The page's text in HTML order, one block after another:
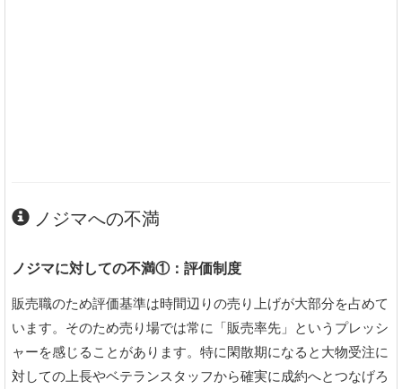
ノジマへの不満
ノジマに対しての不満①：評価制度
販売職のため評価基準は時間辺りの売り上げが大部分を占めて
います。そのため売り場では常に「販売率先」というプレッシ
ャーを感じることがあります。特に閑散期になると大物受注に
対しての上長やベテランスタッフから確実に成約へとつなげろ